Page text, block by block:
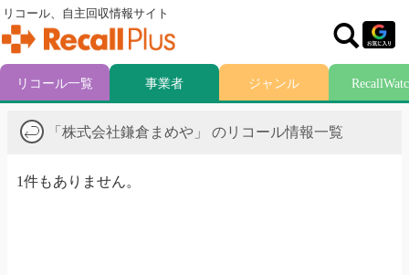
「株式会社鎌倉まめや」 のリコール情報一覧
1件もありません。
リコール、自主回収情報サイト
リコール一覧 事業者 ジャンル